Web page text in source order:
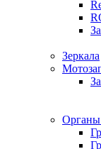
Зеркала
Органы